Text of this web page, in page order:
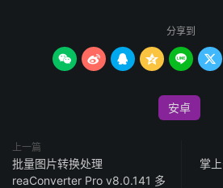
分享到
     
安卓
上一篇
批量图片转换处理
reaConverter Pro v8.0.141 多
掌